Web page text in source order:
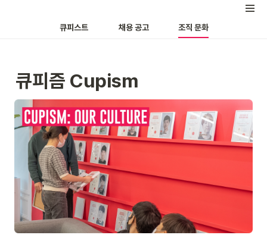
큐피스트 채용 공고 조직 문화
큐피즘 Cupism